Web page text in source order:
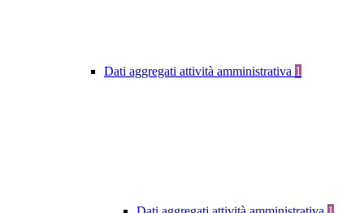
Dati aggregati attività amministrativa 1